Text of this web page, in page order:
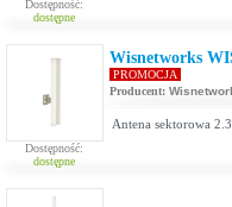
Dostępność:
dostępne
Dostępność:
dostępne
Wisnetworks
PROMOCJA
Producent:
Antena sektorowa